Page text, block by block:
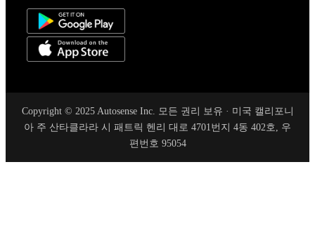
Copyright © 2025 Autosense Inc. 모든 권리 보유 · 미국 캘리포니
아 주 산타클라라 시 패트릭 헨리 대로 4701번지 4동 402호, 우
편번호 95054